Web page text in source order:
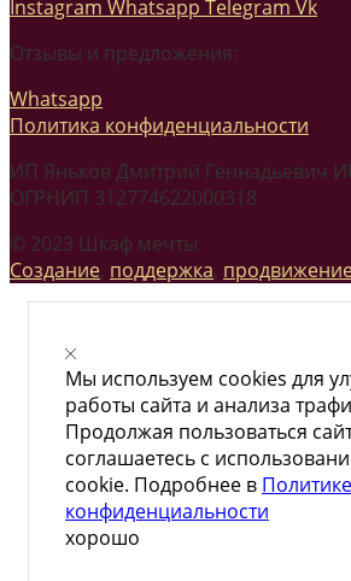
Instagram Whatsapp Telegram Vk
Отзывы и предложения:
Whatsapp
Политика конфиденциальности
ИП Яньков Дмитрий Геннадьевич
ОГРНИП 312774622000318
© 2023 Шкаф мечты
Создание, поддержка,
Мы используем cookies для
работы сайта и анализа
Продолжая пользоваться
соглашаетесь с
cookie. Подробнее в Политике
конфиденциальности
хорошо